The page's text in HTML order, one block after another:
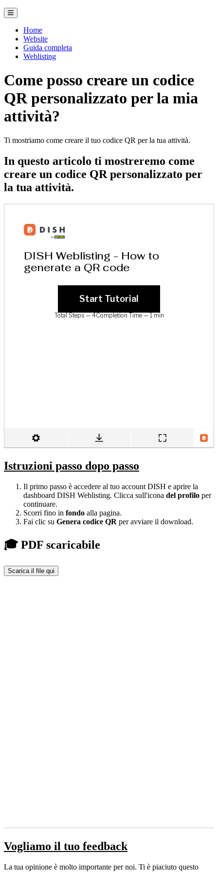
Home
Website
Guida completa
Weblisting
Come posso creare un codice
QR personalizzato per la mia
attività?
Ti mostriamo come creare il tuo codice QR per la tua attività.
In questo articolo ti mostreremo come
creare un codice QR personalizzato per
la tua attività.
Istruzioni passo dopo passo
Il primo passo è accedere al tuo account DISH e aprire la
dashboard DISH Weblisting. Clicca sull'icona del profilo per
continuare.
Scorri fino in fondo alla pagina.
Fai clic su Genera codice QR per avviare il download.
🎓 PDF scaricabile
Scarica il file qui
Vogliamo il tuo feedback
La tua opinione è molto importante per noi. Ti è piaciuto questo